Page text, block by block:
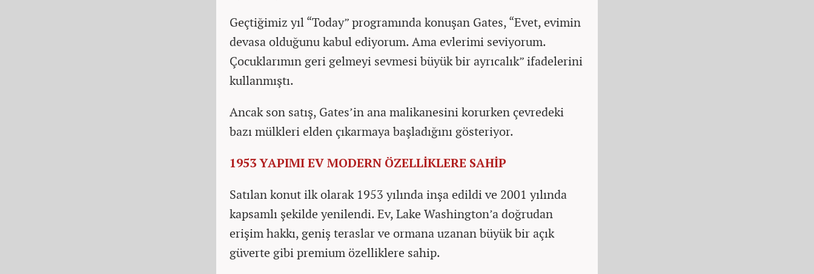
Geçtiğimiz yıl “Today” programında konuşan Gates, “Evet, evimin
devasa olduğunu kabul ediyorum. Ama evlerimi seviyorum.
Çocuklarımın geri gelmeyi sevmesi büyük bir ayrıcalık” ifadelerini
kullanmıştı.
Ancak son satış, Gates’in ana malikanesini korurken çevredeki
bazı mülkleri elden çıkarmaya başladığını gösteriyor.
1953 YAPIMI EV MODERN ÖZELLİKLERE SAHİP
Satılan konut ilk olarak 1953 yılında inşa edildi ve 2001 yılında
kapsamlı şekilde yenilendi. Ev, Lake Washington’a doğrudan
erişim hakkı, geniş teraslar ve ormana uzanan büyük bir açık
güverte gibi premium özelliklere sahip.